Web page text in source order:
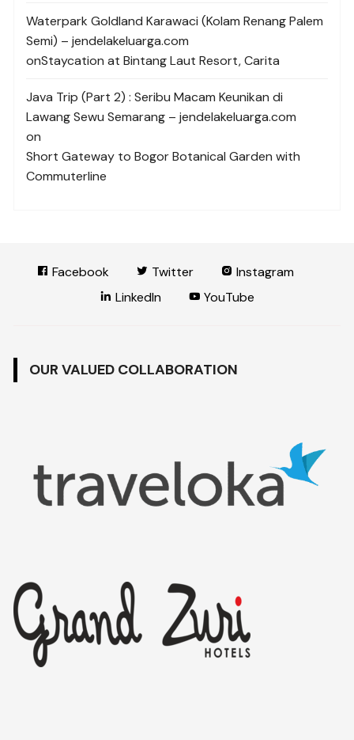
Waterpark Goldland Karawaci (Kolam Renang Palem
Semi) – jendelakeluarga.com
onStaycation at Bintang Laut Resort, Carita
Java Trip (Part 2) : Seribu Macam Keunikan di
Lawang Sewu Semarang – jendelakeluarga.com
on
Short Gateway to Bogor Botanical Garden with
Commuterline
Facebook Twitter
Instagram
LinkedIn
YouTube
OUR VALUED COLLABORATION